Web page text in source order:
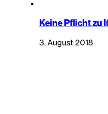
Keine Pflicht zu
3. August 2018